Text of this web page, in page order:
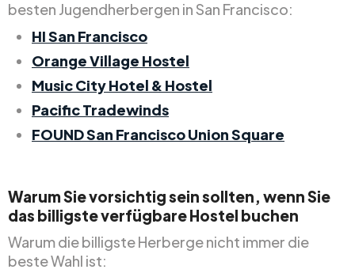
besten Jugendherbergen in San Francisco:
HI San Francisco
Orange Village Hostel
Music City Hotel & Hostel
Pacific Tradewinds
FOUND San Francisco Union Square
Warum Sie vorsichtig sein sollten, wenn Sie
das billigste verfügbare Hostel buchen
Warum die billigste Herberge nicht immer die
beste Wahl ist: